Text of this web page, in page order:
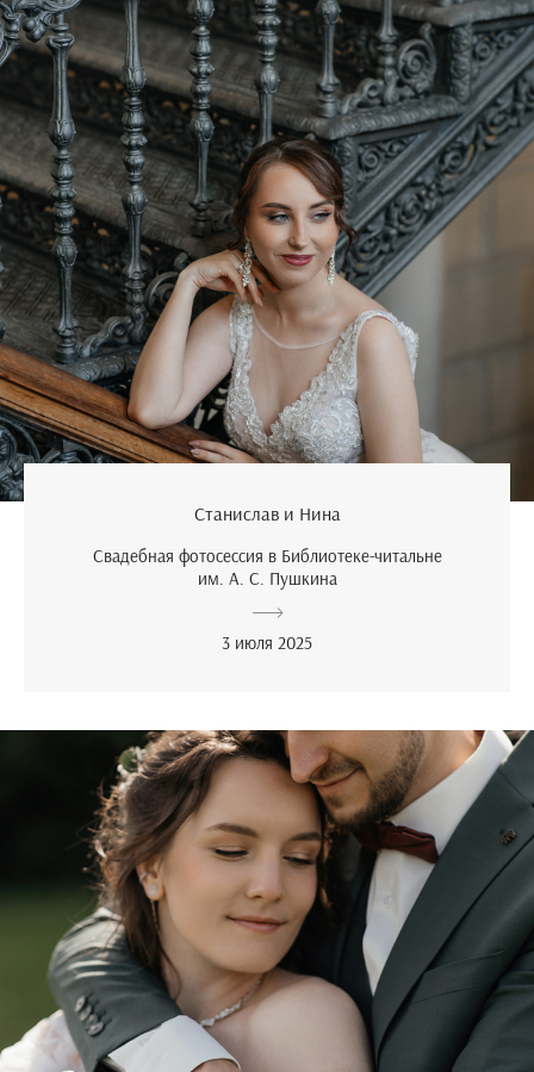
Станислав и Нина
Свадебная фотосессия в Библиотеке-читальне
им. А. С. Пушкина
3 июля 2025